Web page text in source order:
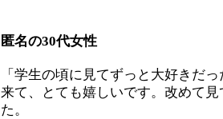
匿名の30代女性
「学生の頃に見てずっと大好きだ
来て、とても嬉しいです。改めて
た。